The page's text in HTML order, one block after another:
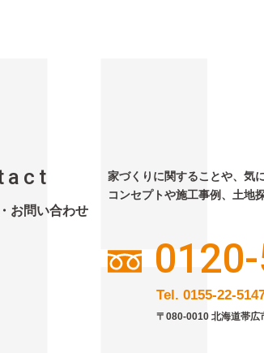
お問い合わせ
家づくりに関することや、気
コンセプトや施工事例、土地
Tel. 0155-22-
〒080-0010 北海道帯広